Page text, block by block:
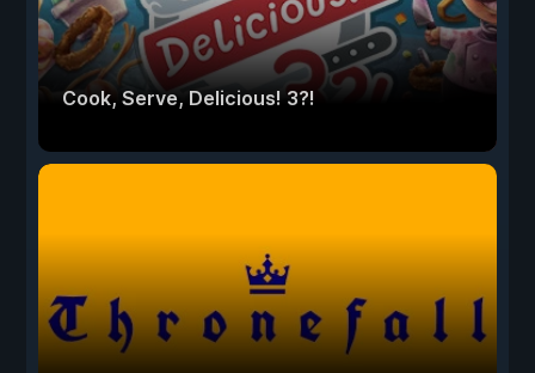
Cook, Serve, Delicious! 3?!